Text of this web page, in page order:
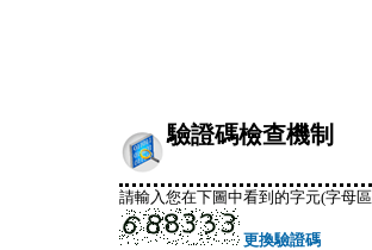
驗證碼檢查機制
請輸入您在下圖中看到的字元(字母
更換驗證碼